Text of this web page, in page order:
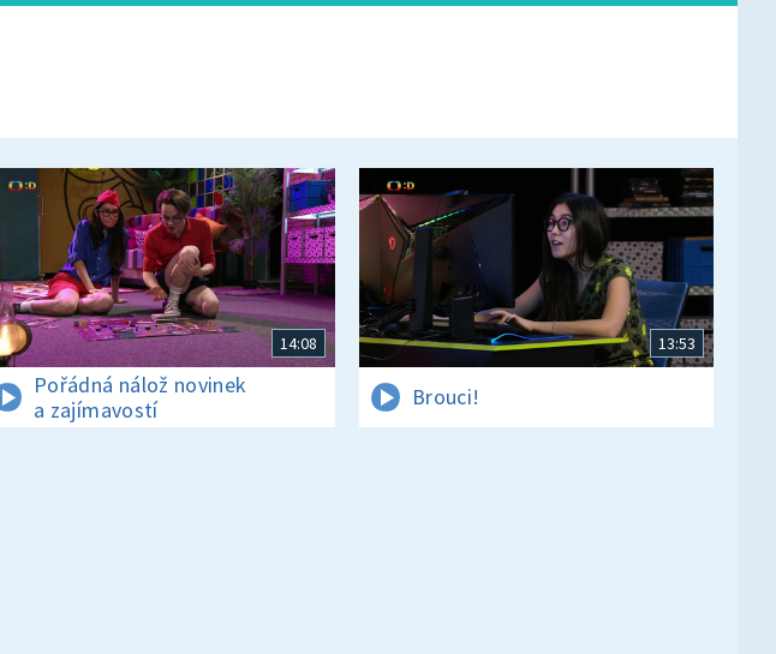
14:08
Pořádná nálož novinek
a zajímavostí
13:53
Brouci!